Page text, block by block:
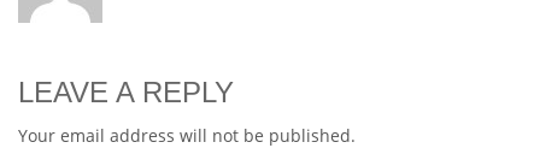
LEAVE A REPLY
Your email address will not be published.